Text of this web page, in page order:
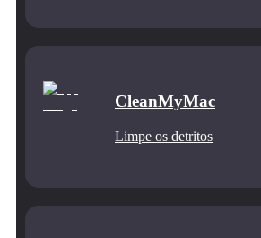
CleanMyMac
Limpe os detritos